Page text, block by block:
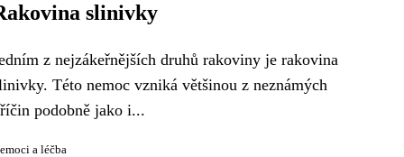
slinivky
z nejzákeřnějších druhů rakoviny je rakovina
Této nemoc vzniká většinou z neznámých
podobně jako i...
a léčba